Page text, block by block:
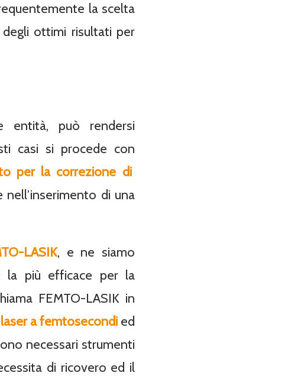
la scelta
ottimi risultati per
può rendersi
casi si procede con
per la correzione di
di una
LASIK, e ne siamo
la più efficace per la
FEMTO-LASIK in
laser a femtosecondi ed
necessari strumenti
di ricovero ed il